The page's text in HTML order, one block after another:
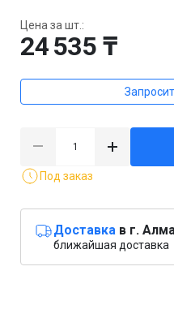
Цена за шт.:
24 535 ₸
Под заказ
Доставка в г.
ближайшая доставка